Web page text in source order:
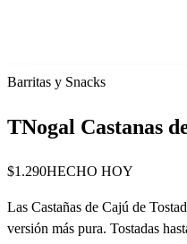
Barritas y Snacks
TNogal Castanas
$1.290HECHO HOY
Las Castañas de Cajú de
versión más pura. Tostadas